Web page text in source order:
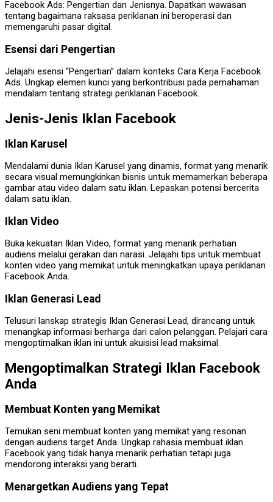
Facebook Ads: Pengertian dan Jenisnya. Dapatkan wawasan
tentang bagaimana raksasa periklanan ini beroperasi dan
memengaruhi pasar digital.
Esensi dari Pengertian
Jelajahi esensi “Pengertian” dalam konteks Cara Kerja Facebook
Ads. Ungkap elemen kunci yang berkontribusi pada pemahaman
mendalam tentang strategi periklanan Facebook.
Jenis-Jenis Iklan Facebook
Iklan Karusel
Mendalami dunia Iklan Karusel yang dinamis, format yang menarik
secara visual memungkinkan bisnis untuk memamerkan beberapa
gambar atau video dalam satu iklan. Lepaskan potensi bercerita
dalam satu iklan.
Iklan Video
Buka kekuatan Iklan Video, format yang menarik perhatian
audiens melalui gerakan dan narasi. Jelajahi tips untuk membuat
konten video yang memikat untuk meningkatkan upaya periklanan
Facebook Anda.
Iklan Generasi Lead
Telusuri lanskap strategis Iklan Generasi Lead, dirancang untuk
menangkap informasi berharga dari calon pelanggan. Pelajari cara
mengoptimalkan iklan ini untuk akuisisi lead maksimal.
Mengoptimalkan Strategi Iklan Facebook
Anda
Membuat Konten yang Memikat
Temukan seni membuat konten yang memikat yang resonan
dengan audiens target Anda. Ungkap rahasia membuat iklan
Facebook yang tidak hanya menarik perhatian tetapi juga
mendorong interaksi yang berarti.
Menargetkan Audiens yang Tepat